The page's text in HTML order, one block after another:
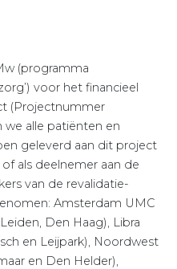
(programma
voor het financieel
(Projectnummer
we alle patiënten en
geleverd aan dit project
als deelnemer aan de
van de revalidatie-
Amsterdam UMC
Den Haag), Libra
en Leijpark), Noordwest
en Den Helder),